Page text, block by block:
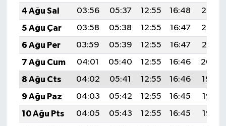
4 Ağu Sal
03:56 05:37 12:55 16:48
20:03
5 Ağu Çar
03:58 05:38 12:55 16:47
20:02
6 Ağu Per
03:59 05:39 12:55 16:47
20:01
7 Ağu Cum
04:01 05:40 12:55 16:46
20:00
8 Ağu Cts
04:02 05:41 12:55 16:46
19:59
9 Ağu Paz
04:03 05:42 12:55 16:45
19:57
10 Ağu Pts
04:05 05:43 12:55 16:45
19:56